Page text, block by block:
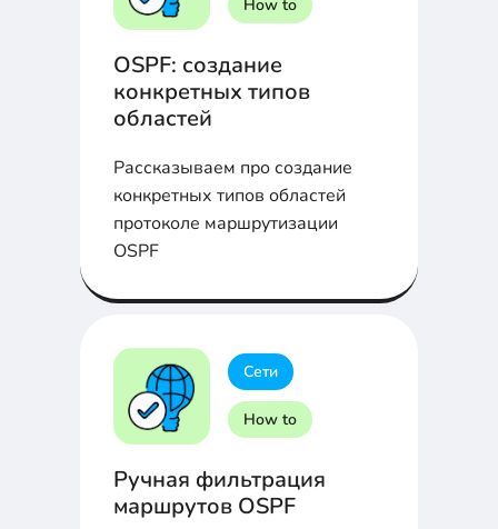
How to
OSPF: создание
конкретных типов
областей
Рассказываем про создание
конкретных типов областей
протоколе маршрутизации
OSPF
Сети
How to
Ручная фильтрация
маршрутов OSPF